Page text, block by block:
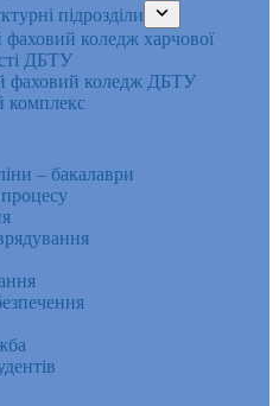
підрозділи
фаховий коледж харчової
ДБТУ
фаховий коледж ДБТУ
комплекс
– бакалаври
процесу